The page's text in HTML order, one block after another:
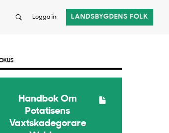
Logga in LANDSBYGDENS FOLK
Handbok Om
Potatisens
Vaxtskadegorare